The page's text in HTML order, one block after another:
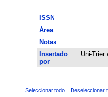
ISSN
Área
Notas
Insertado
por
Uni-Trier
Seleccionar todo Deseleccionar